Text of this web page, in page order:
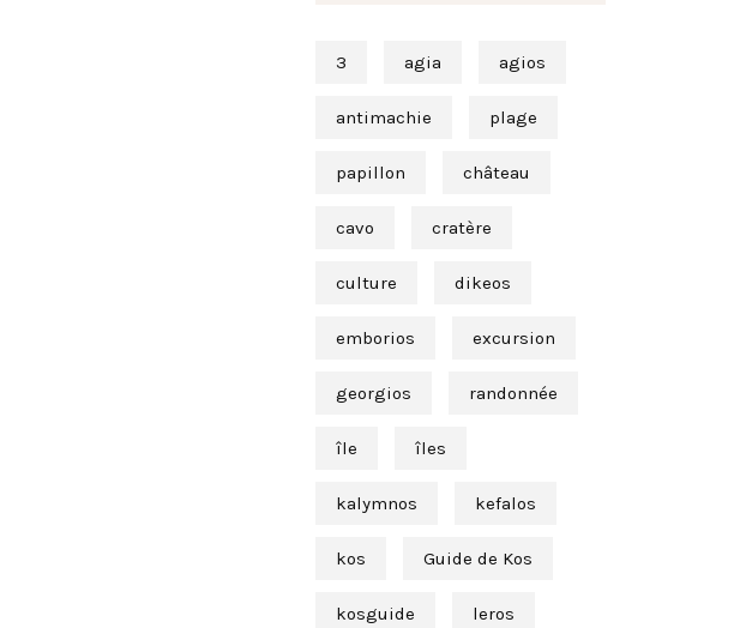
3 agia agios
antimachie plage
papillon château
cavo cratère
culture dikeos
emborios excursion
georgios randonnée
île îles
kalymnos kefalos
kos Guide de Kos
kosguide leros